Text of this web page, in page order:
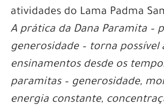
atividades do Lama Padma
A prática da Dana Paramita –
generosidade – torna possível
ensinamentos desde os
paramitas – generosidade,
energia constante,